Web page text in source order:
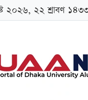
২০২৬, ২২ শ্রাবণ